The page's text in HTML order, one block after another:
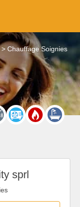
Chauffage Soignies
sprl